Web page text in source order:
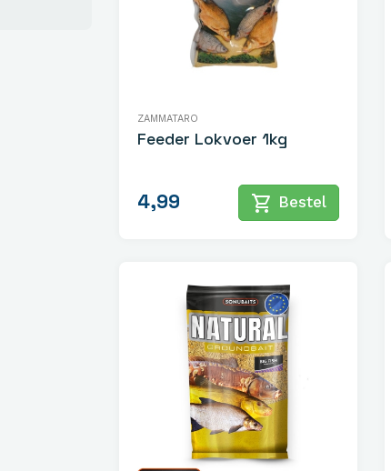
ZAMMATARO
Feeder Lokvoer 1kg
4,99 shopping_cart Bestel